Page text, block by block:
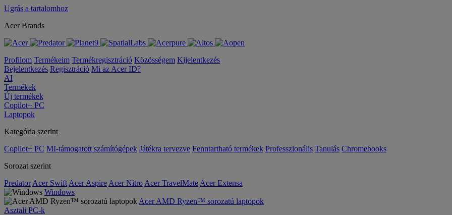
Ugrás a tartalomhoz
Acer Brands
Profilom Termékeim Termékregisztráció Közösségem Kijelentkezés
Bejelentkezés Regisztráció Mi az Acer ID?
AI
Termékek
Új termékek
Copilot+ PC
Laptopok
Kategória szerint
Copilot+ PC MI-támogatott számítógépek Játékra tervezve Fenntartható termékek Professzionális Tanulás Chromebooks
Sorozat szerint
Predator Acer Swift Acer Aspire Acer Nitro Acer TravelMate Acer Extensa
Windows
Acer AMD Ryzen™ sorozatú laptopok
Asztali PC-k